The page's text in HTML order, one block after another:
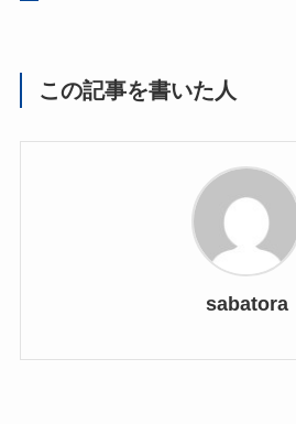
この記事を書いた人
sabatora